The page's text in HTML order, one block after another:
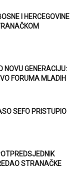
I HERCEGOVINE
NOVU GENERACIJU:
FORUMA MLADIH
SEFO PRISTUPIO
STRANAČKE